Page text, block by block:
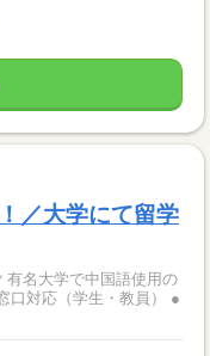
／大学にて留学
有名大学で中国語使用の
口対応（学生・教員） ●